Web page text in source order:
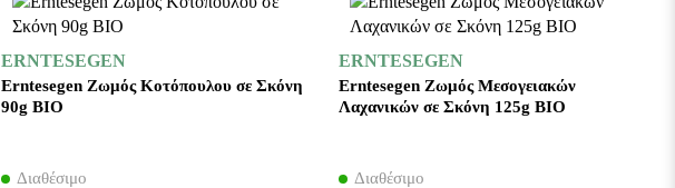
ERNTESEGEN
Erntesegen Ζωμός Κοτόπουλου σε Σκόνη
90g BIO
Διαθέσιμο
ERNTESEGEN
Erntesegen Ζωμός Μεσογειακών
Λαχανικών σε Σκόνη 125g BIO
Διαθέσιμο